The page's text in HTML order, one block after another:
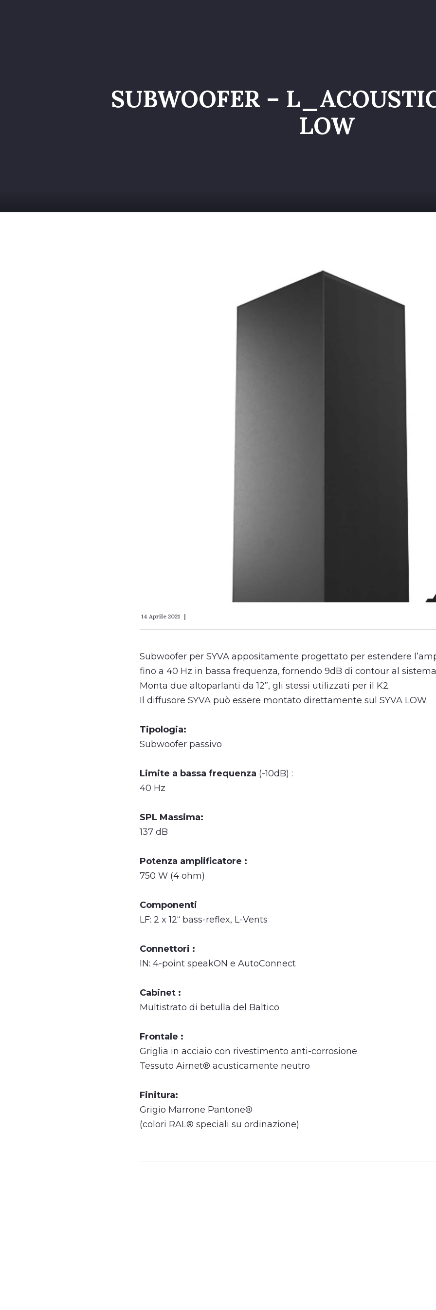
SUBWOOFER –
LOW
14 Aprile 2021
Subwoofer per SYVA appositamente progettato per estendere
fino a 40 Hz in bassa frequenza, fornendo 9dB di contour al
Monta due altoparlanti da 12”, gli stessi utilizzati per il K2.
Il diffusore SYVA può essere montato direttamente sul SYVA LOW.
Tipologia:
Subwoofer passivo
Limite a bassa frequenza (-10dB) :
40 Hz
SPL Massima:
137 dB
Potenza amplificatore :
750 W (4 ohm)
Componenti
LF: 2 x 12“ bass-reflex, L-Vents
Connettori :
IN: 4-point speakON e AutoConnect
Cabinet :
Multistrato di betulla del Baltico
Frontale :
Griglia in acciaio con rivestimento anti-corrosione
Tessuto Airnet® acusticamente neutro
Finitura:
Grigio Marrone Pantone®
(colori RAL® speciali su ordinazione)